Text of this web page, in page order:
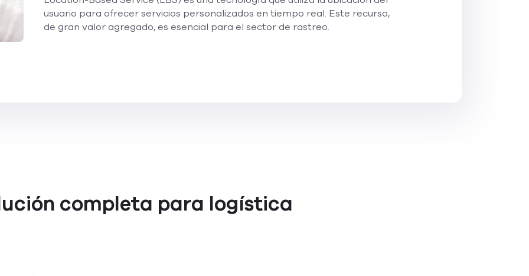
usuario para ofrecer servicios personalizados en tiempo real. Este recurso,
de gran valor agregado, es esencial para el sector de rastreo.
completa para logística